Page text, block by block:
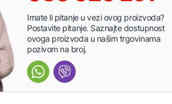
Imate li pitanje u vezi ovog proizvoda?
Postavite pitanje. Saznajte dostupnost
ovoga proizvoda u našim trgovinama
pozivom na broj.